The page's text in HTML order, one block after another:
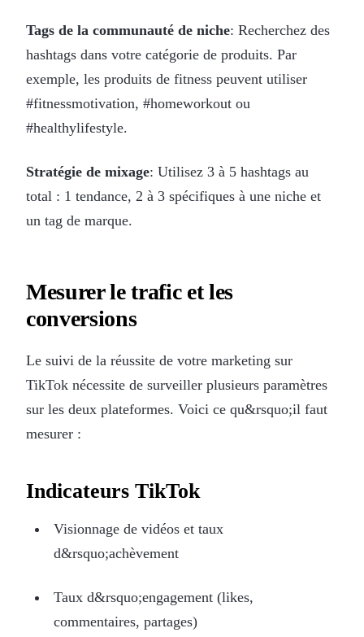
Tags de la communauté de niche: Recherchez des
hashtags dans votre catégorie de produits. Par
exemple, les produits de fitness peuvent utiliser
#fitnessmotivation, #homeworkout ou
#healthylifestyle.
Stratégie de mixage: Utilisez 3 à 5 hashtags au
total : 1 tendance, 2 à 3 spécifiques à une niche et
un tag de marque.
Mesurer le trafic et les
conversions
Le suivi de la réussite de votre marketing sur
TikTok nécessite de surveiller plusieurs paramètres
sur les deux plateformes. Voici ce qu&rsquo;il faut
mesurer :
Indicateurs TikTok
Visionnage de vidéos et taux
d&rsquo;achèvement
Taux d&rsquo;engagement (likes,
commentaires, partages)